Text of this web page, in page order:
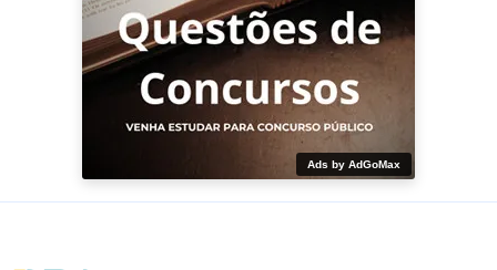
Ads by AdGoMax